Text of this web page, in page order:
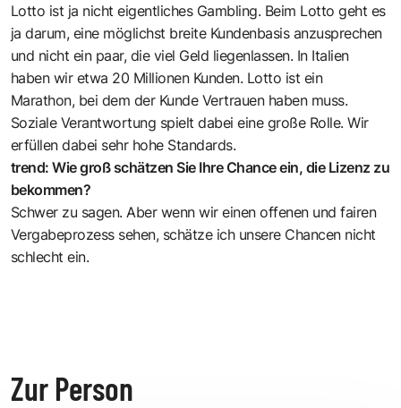
Lotto ist ja nicht eigentliches Gambling. Beim Lotto geht es
ja darum, eine möglichst breite Kundenbasis anzusprechen
und nicht ein paar, die viel Geld liegenlassen. In Italien
haben wir etwa 20 Millionen Kunden. Lotto ist ein
Marathon, bei dem der Kunde Vertrauen haben muss.
Soziale Verantwortung spielt dabei eine große Rolle. Wir
erfüllen dabei sehr hohe Standards.
trend: Wie groß schätzen Sie Ihre Chance ein, die Lizenz zu
bekommen?
Schwer zu sagen. Aber wenn wir einen offenen und fairen
Vergabeprozess sehen, schätze ich unsere Chancen nicht
schlecht ein.
Zur Person